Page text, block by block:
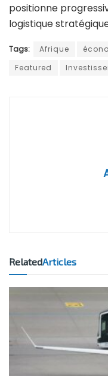
positionne
logistique
Tags: Afrique
Featured
RelatedArticles